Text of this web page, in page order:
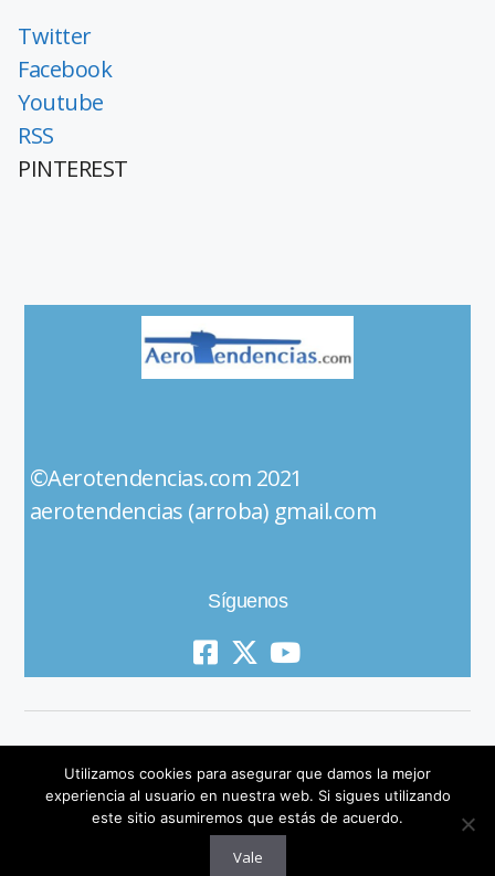
Twitter
Facebook
Youtube
RSS
PINTEREST
©Aerotendencias.com 2021
aerotendencias (arroba) gmail.com
Síguenos
© 2019 All Rights Reserved
Utilizamos cookies para asegurar que damos la mejor
experiencia al usuario en nuestra web. Si sigues utilizando
este sitio asumiremos que estás de acuerdo.
Vale